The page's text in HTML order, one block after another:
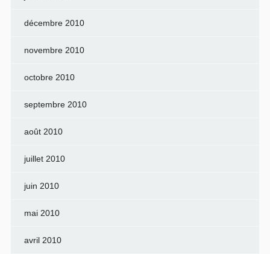
décembre 2010
novembre 2010
octobre 2010
septembre 2010
août 2010
juillet 2010
juin 2010
mai 2010
avril 2010